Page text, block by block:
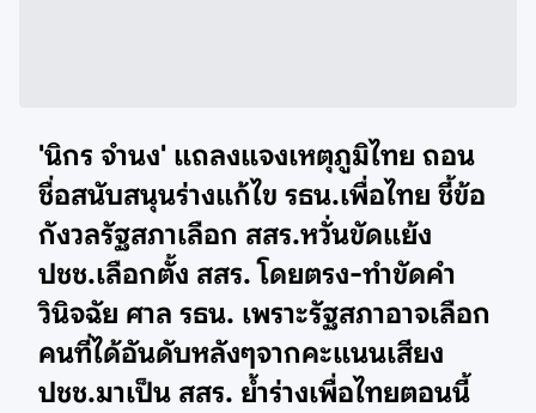
'นิกร จำนง' แถลงแจงเหตุภูมิไทย ถอน
ชื่อสนับสนุนร่างแก้ไข รธน.เพื่อไทย ชี้ข้อ
กังวลรัฐสภาเลือก สสร.หวั่นขัดแย้ง
ปชช.เลือกตั้ง สสร. โดยตรง-ทำขัดคำ
วินิจฉัย ศาล รธน. เพราะรัฐสภาอาจเลือก
คนที่ได้อันดับหลังๆจากคะแนนเสียง
ปชช.มาเป็น สสร. ย้ำร่างเพื่อไทยตอนนี้